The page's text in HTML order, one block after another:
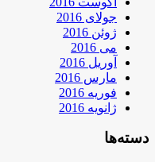
جولای 2016
ژوئن 2016
می 2016
آوریل 2016
مارس 2016
فوریه 2016
ژانویه 2016
دسته‌ها